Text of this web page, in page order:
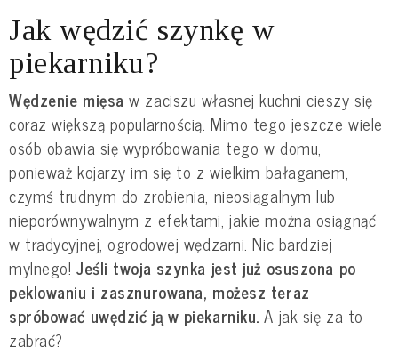
Jak wędzić szynkę w
piekarniku?
Wędzenie mięsaw zaciszu własnej kuchni cieszy się
coraz większą popularnością. Mimo tego jeszcze wiele
osób obawia się wypróbowania tego w domu,
ponieważ kojarzy im się to z wielkim bałaganem,
czymś trudnym do zrobienia, nieosiągalnym lub
nieporównywalnym z efektami, jakie można osiągnąć
w tradycyjnej, ogrodowej wędzarni. Nic bardziej
mylnego! Jeśli twoja szynka jest już osuszona po
peklowaniu i zasznurowana, możesz teraz
spróbować uwędzić ją w piekarniku.A jak się za to
zabrać?